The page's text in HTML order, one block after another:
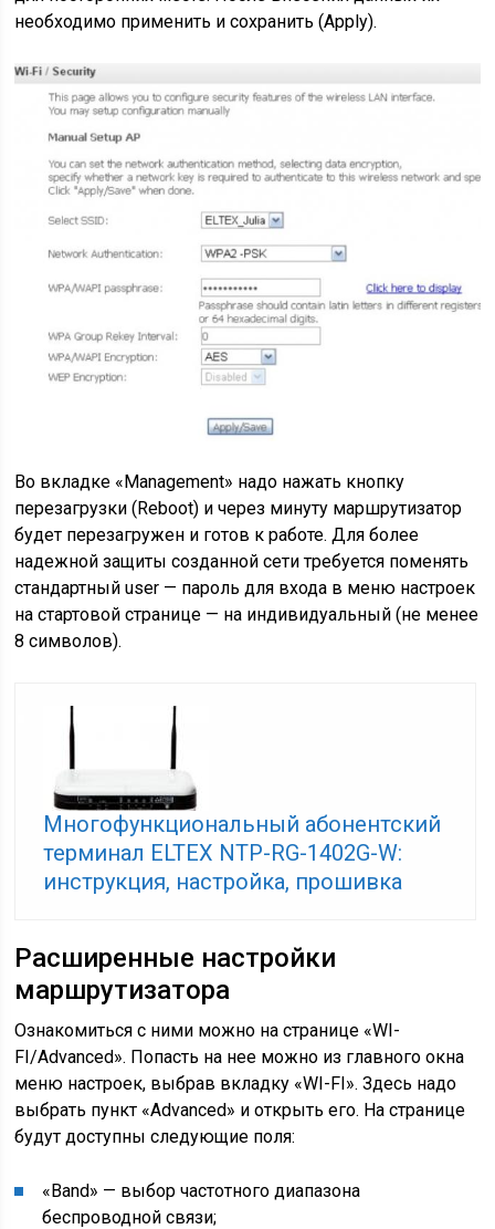
необходимо применить и сохранить (Apply).
Во вкладке «Management» надо нажать кнопку
перезагрузки (Reboot) и через минуту маршрутизатор
будет перезагружен и готов к работе. Для более
надежной защиты созданной сети требуется поменять
стандартный user — пароль для входа в меню настроек
на стартовой странице — на индивидуальный (не менее
8 символов).
Многофункциональный абонентский
терминал ELTEX NTP-RG-1402G-W:
инструкция, настройка, прошивка
Расширенные настройки
маршрутизатора
Ознакомиться с ними можно на странице «WI-
FI/Advanced». Попасть на нее можно из главного окна
меню настроек, выбрав вкладку «WI-FI». Здесь надо
выбрать пункт «Advanced» и открыть его. На странице
будут доступны следующие поля:
«Band» — выбор частотного диапазона
беспроводной связи;